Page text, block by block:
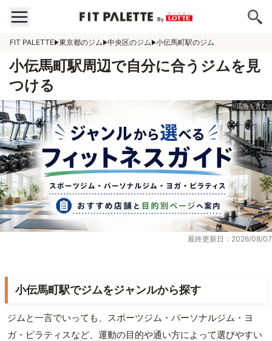
FIT PALETTE 東京都のジム 中央区のジム 小伝馬町駅のジム
小伝馬町駅周辺で自分に合うジムを見
つける
最終更新日：2026/08/07
小伝馬町駅でジムをジャンルから探す
ジムと一言でいっても、スポーツジム・パーソナルジム・ヨ
ガ・ピラティスなど、運動の目的や通い方によって選びやすい